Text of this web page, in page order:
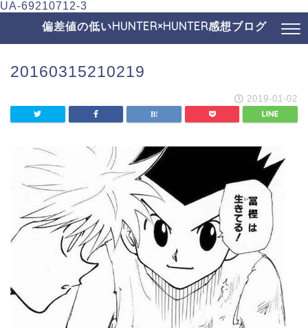
UA-69210712-3
偏差値の低いHUNTER×HUNTER感想ブログ
20160315210219
2019-01-02